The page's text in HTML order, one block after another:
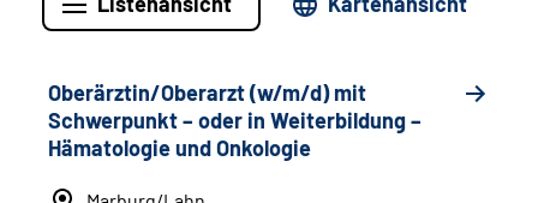
Oberärztin/Oberarzt (w/m/d) mit
Schwerpunkt– oder in Weiterbildung–
Hämatologie und Onkologie